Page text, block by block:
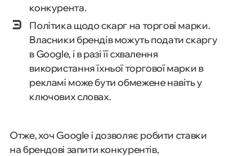
конкурента.
Політика щодо скарг на торгові марки.
Власники брендів можуть подати скаргу
в Google, і в разі її схвалення
використання їхньої торгової марки в
рекламі може бути обмежене навіть у
ключових словах.
Отже, хоч Google і дозволяє робити ставки
на брендові запити конкурентів,